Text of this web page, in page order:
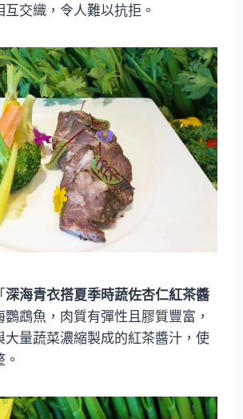
交織，令人難以抗拒。
深海青衣搭夏季時蔬佐杏仁紅茶醬
鸚鵡魚，肉質有彈性且膠質豐富，
大量蔬菜濃縮製成的紅茶醬汁，使